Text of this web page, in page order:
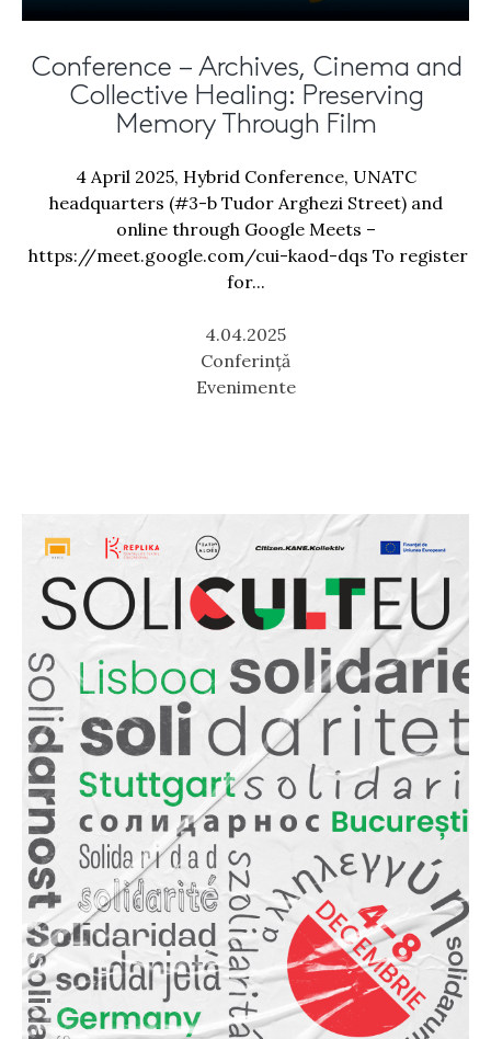
Conference – Archives, Cinema and
Collective Healing: Preserving
Memory Through Film
4 April 2025, Hybrid Conference, UNATC
headquarters (#3-b Tudor Arghezi Street) and
online through Google Meets –
https://meet.google.com/cui-kaod-dqs To register
for...
4.04.2025
Conferință
Evenimente